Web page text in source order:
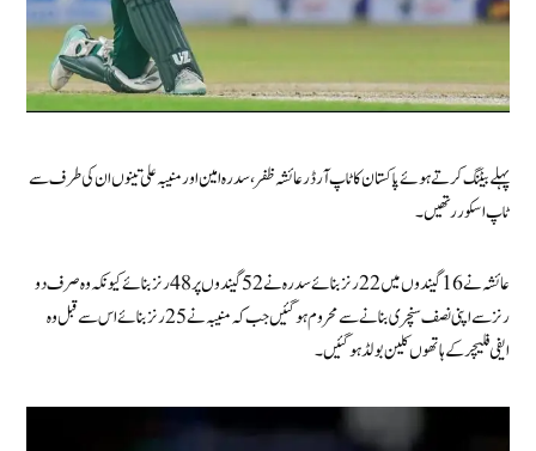
پہلے بیٹنگ کرتے ہوئے پاکستان کا ٹاپ آرڈر عائشہ ظفر، سدرہ امین اور منیبہ علی تینوں ان کی طرف سے
ٹاپ اسکورر تھیں ۔
عائشہ نے 16 گیندوں میں 22 رنز بنائے سدرہ نے 52 گیندوں پر 48 رنز بنائے کیونکہ وہ صرف دو
رنز سے اپنی نصف سنچری بنانے سے محروم ہوگئیں جب کہ منیبہ نے 25 رنز بنائے اس سے قبل وہ
ایفی فلیچر کے ہاتھوں کلین بولڈ ہوگئیں۔